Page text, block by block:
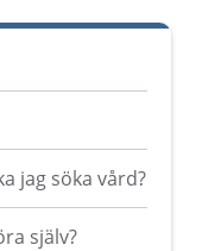
jag söka vård?
själv?